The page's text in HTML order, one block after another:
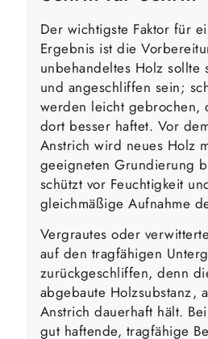
Der wichtigste Faktor für
Ergebnis ist die
unbehandeltes Holz sollte
und angeschliffen sein;
werden leicht gebrochen,
dort besser haftet. Vor
Anstrich wird neues Holz
geeigneten Grundierung
schützt vor Feuchtigkeit
gleichmäßige Aufnahme
Vergrautes oder
auf den tragfähigen
zurückgeschliffen, denn
abgebaute Holzsubstanz,
Anstrich dauerhaft hält.
gut haftende, tragfähige